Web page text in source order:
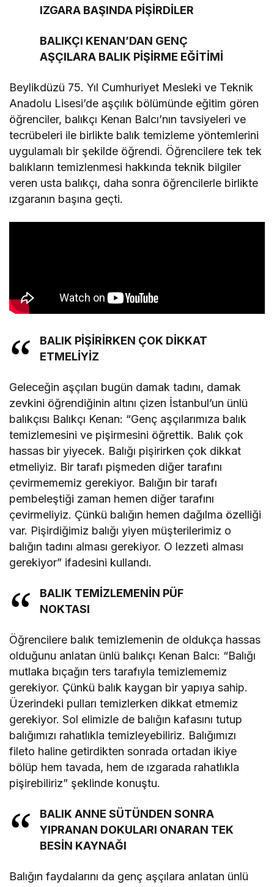
IZGARA BAŞINDA PİŞİRDİLER
BALIKÇI KENAN’DAN GENÇ
AŞÇILARA BALIK PİŞİRME EĞİTİMİ
Beylikdüzü 75. Yıl Cumhuriyet Mesleki ve Teknik
Anadolu Lisesi’de aşçılık bölümünde eğitim gören
öğrenciler, balıkçı Kenan Balcı’nın tavsiyeleri ve
tecrübeleri ile birlikte balık temizleme yöntemlerini
uygulamalı bir şekilde öğrendi. Öğrencilere tek tek
balıkların temizlenmesi hakkında teknik bilgiler
veren usta balıkçı, daha sonra öğrencilerle birlikte
ızgaranın başına geçti.
BALIK PİŞİRİRKEN ÇOK DİKKAT
ETMELİYİZ
Geleceğin aşçıları bugün damak tadını, damak
zevkini öğrendiğinin altını çizen İstanbul’un ünlü
balıkçısı Balıkçı Kenan: “Genç aşçılarımıza balık
temizlemesini ve pişirmesini öğrettik. Balık çok
hassas bir yiyecek. Balığı pişirirken çok dikkat
etmeliyiz. Bir tarafı pişmeden diğer tarafını
çevirmememiz gerekiyor. Balığın bir tarafı
pembeleştiği zaman hemen diğer tarafını
çevirmeliyiz. Çünkü balığın hemen dağılma özelliği
var. Pişirdiğimiz balığı yiyen müşterilerimiz o
balığın tadını alması gerekiyor. O lezzeti alması
gerekiyor” ifadesini kullandı.
BALIK TEMİZLEMENİN PÜF
NOKTASI
Öğrencilere balık temizlemenin de oldukça hassas
olduğunu anlatan ünlü balıkçı Kenan Balcı: “Balığı
mutlaka bıçağın ters tarafıyla temizlememiz
gerekiyor. Çünkü balık kaygan bir yapıya sahip.
Üzerindeki pulları temizlerken dikkat etmemiz
gerekiyor. Sol elimizle de balığın kafasını tutup
balığımızı rahatlıkla temizleyebiliriz. Balığımızı
fileto haline getirdikten sonrada ortadan ikiye
bölüp hem tavada, hem de ızgarada rahatlıkla
pişirebiliriz” şeklinde konuştu.
BALIK ANNE SÜTÜNDEN SONRA
YIPRANAN DOKULARI ONARAN TEK
BESİN KAYNAĞI
Balığın faydalarını da genç aşçılara anlatan ünlü